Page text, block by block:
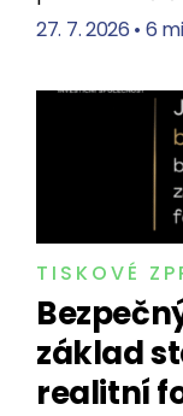
27. 7. 2026 • 6
TISKOVÉ
základ
realitní